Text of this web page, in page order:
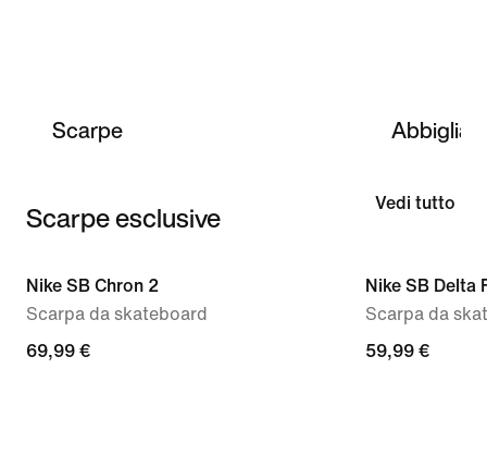
Scarpe
Scarpe esclusive Vedi tutto
Nike SB Chron 2
Scarpa da skateboard
69,99 €
Nike SB Delta
Scarpa da
59,99 €